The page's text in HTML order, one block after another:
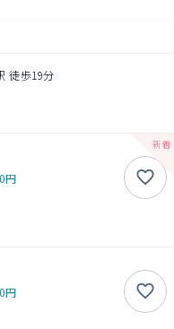
徒歩19分
円
円